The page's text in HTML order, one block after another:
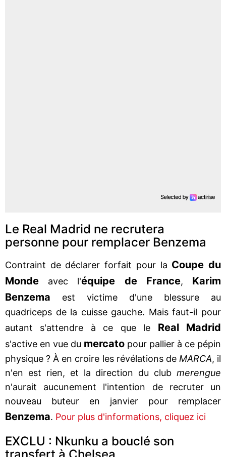
Le Real Madrid ne recrutera
personne pour remplacer Benzema
Contraint de déclarer forfait pour la Coupe du
Monde avec l'équipe de France, Karim
Benzema est victime d'une blessure au
quadriceps de la cuisse gauche. Mais faut-il pour
autant s'attendre à ce que le Real Madrid
s'active en vue du mercato pour pallier à ce pépin
physique ? À en croire les révélations de MARCA, il
n'en est rien, et la direction du club merengue
n'aurait aucunement l'intention de recruter un
nouveau buteur en janvier pour remplacer
Benzema. Pour plus d'informations, cliquez ici
EXCLU : Nkunku a bouclé son